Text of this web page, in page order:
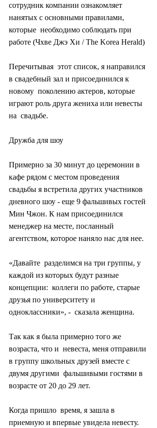
сотрудник компании ознакомляет
нанятых с основными правилами,
которые  необходимо соблюдать при
работе (Чхве Джэ Хи / The Korea Herald)
Перечитывая  этот список, я направился
в свадебный зал и присоединился к
новому  поколению актеров, которые
играют роль друга жениха или невесты
на  свадьбе.
Дружба для шоу
Примерно за 30 минут до церемонии в
кафе рядом с местом проведения
свадьбы я встретила других участников
дневного шоу - еще 9 фальшивых гостей
Мин Чжон. К нам присоединился
менеджер на месте, посланный
агентством, которое наняло нас для нее.
«Давайте  разделимся на три группы, у
каждой из которых будут разные
концепции:  коллеги по работе, старые
друзья по университету и
одноклассники», -  сказала женщина.
Так как я была примерно того же
возраста, что и  невеста, меня отправили
в группу школьных друзей вместе с
двумя другими  фальшивыми гостями в
возрасте от 20 до 29 лет.
Когда пришло  время, я зашла в
приемную и впервые увидела невесту.